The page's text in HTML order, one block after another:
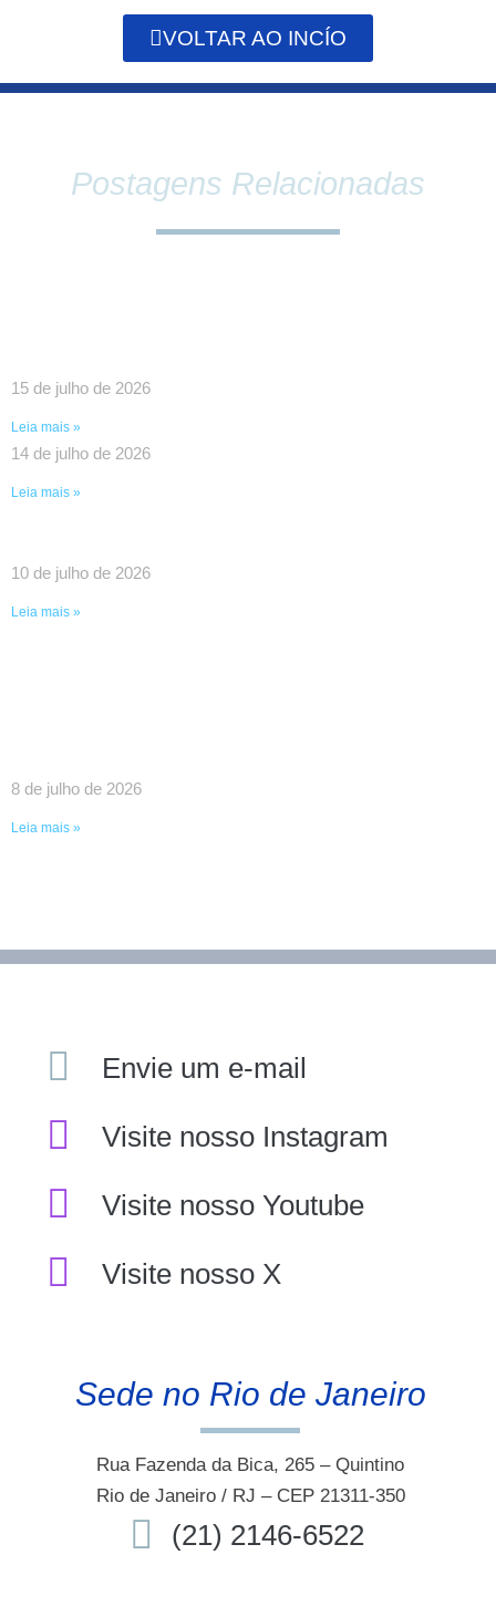
VOLTAR AO INCÍO
Postagens Relacionadas
15 de julho de 2026
Leia mais »
14 de julho de 2026
Leia mais »
10 de julho de 2026
Leia mais »
8 de julho de 2026
Leia mais »
Envie um e-mail
Visite nosso Instagram
Visite nosso Youtube
Visite nosso X
Sede no Rio de Janeiro
Rua Fazenda da Bica, 265 – Quintino
Rio de Janeiro / RJ – CEP 21311-350
(21) 2146-6522